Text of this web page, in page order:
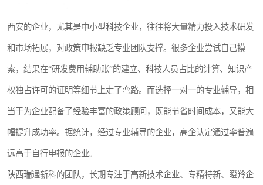
西安的企业，尤其是中小型科技企业，往往将大量精力投入技术研发
和市场拓展，对政策申报缺乏专业团队支撑。很多企业尝试自己摸
索，结果在“研发费用辅助账”的建立、科技人员占比的计算、知识产
权独占许可的证明等细节上走了弯路。而选择一对一的专业辅导，相
当于为企业配备了经验丰富的政策顾问，既能节省时间成本，又能大
幅提升成功率。据统计，经过专业辅导的企业，高企认定通过率普遍
远高于自行申报的企业。
陕西瑞通新科的团队，长期专注于高新技术企业、专精特新、瞪羚企